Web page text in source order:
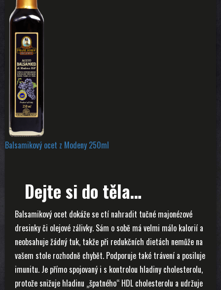
Balsamikový ocet z Modeny 250ml
Dejte si do těla…
Balsamikový ocet dokáže se ctí nahradit tučné majonézové
dresinky či olejové zálivky. Sám o sobě má velmi málo kalorií a
neobsahuje žádný tuk, takže při redukčních dietách nemůže na
vašem stole rozhodně chybět. Podporuje také trávení a posiluje
imunitu. Je přímo spojovaný i s kontrolou hladiny cholesterolu,
protože snižuje hladinu „špatného“ HDL cholesterolu a udržuje